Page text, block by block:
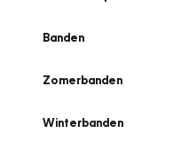
Banden
Zomerbanden
Winterbanden